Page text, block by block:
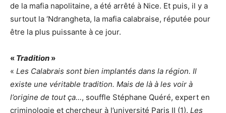
de la mafia napolitaine, a été arrêté à Nice. Et puis, il y a
surtout la ‘Ndrangheta, la mafia calabraise, réputée pour
être la plus puissante à ce jour.
« Tradition »
« Les Calabrais sont bien implantés dans la région. Il
existe une véritable tradition. Mais de là à les voir à
l’origine de tout ça…, souffle Stéphane Quéré, expert en
criminologie et chercheur à l’université Paris II (1). Les